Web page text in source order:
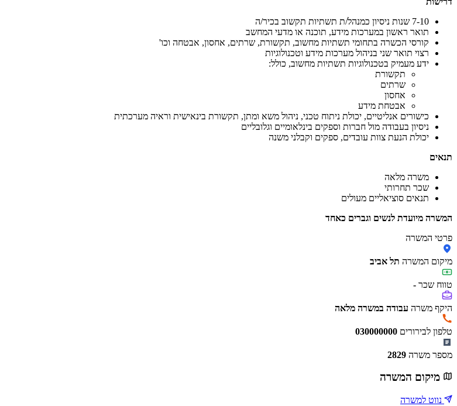
7-10 שנות ניסיון כמנהל/ת תשתיות תקשוב בכיר/ה
תואר ראשון במערכות מידע, תוכנה או מדעי המחשב
קורסי הכשרה בתחומי תשתיות מחשוב, תקשורת, שרתים, אחסון, אבטחה וכו'
רצוי תואר שני בניהול מערכות מידע וטכנולוגיות
ידע מעמיק בטכנולוגיות תשתיות מחשוב, כולל:
תקשורת
שרתים
אחסון
אבטחת מידע
כישורים אנליטיים, יכולת ניתוח טכני, ניהול משא ומתן, תקשורת בינאישית וראיה מערכתית
ניסיון בעבודה מול חברות וספקים בינלאומיים וגלובליים
יכולת הנעת צוות עובדים, ספקים וקבלני משנה
תנאים
משרה מלאה
שכר תחרותי
תנאים סוציאליים מעולים
המשרה מיועדת לנשים וגברים כאחד
פרטי המשרה
מיקום המשרה תל אביב
טווח שכר -
היקף משרה עבודה במשרה מלאה
טלפון לבירורים 030000000
מספר משרה 2829
מיקום המשרה
נווט למשרה